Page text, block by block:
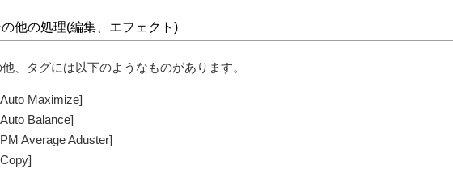
の他の処理(編集、エフェクト)
他、タグには以下のようなものがあります。
Maximize]
Balance]
Average Aduster]